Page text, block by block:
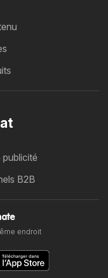
publicité
B2B
endroit